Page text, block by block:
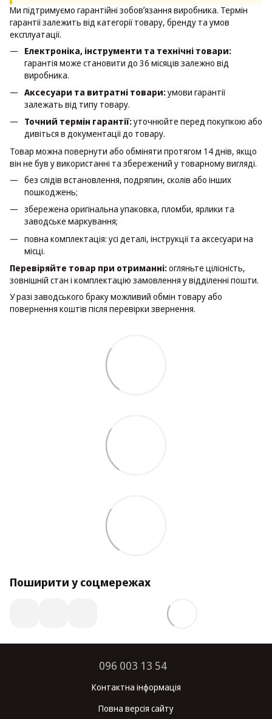
Ми підтримуємо гарантійні зобовʼязання виробника. Термін
гарантії залежить від категорії товару, бренду та умов
експлуатації.
Електроніка, інструменти та технічні товари:
гарантія може становити до 36 місяців залежно від
виробника.
Аксесуари та витратні товари:умови гарантії
залежать від типу товару.
Точний термін гарантії:уточнюйте перед покупкою або
дивіться в документації до товару.
Товар можна повернути або обміняти протягом 14 днів, якщо
він не був у використанні та збережений у товарному вигляді.
без слідів встановлення, подряпин, сколів або інших
пошкоджень;
збережена оригінальна упаковка, пломби, ярлики та
заводське маркування;
повна комплектація: усі деталі, інструкції та аксесуари на
місці.
Перевіряйте товар при отриманні:огляньте цілісність,
зовнішній стан і комплектацію замовлення у відділенні пошти.
У разі заводського браку можливий обмін товару або
повернення коштів після перевірки звернення.
Поширити у соцмережах
096 003 13 54
Контактна інформація
Повна версія сайту